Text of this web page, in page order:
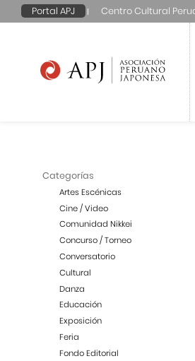
Portal APJ Centro Cultural
Categorías
Artes Escénicas
Cine / Video
Comunidad Nikkei
Concurso / Torneo
Conversatorio
Cultural
Danza
Educación
Exposición
Feria
Fondo Editorial